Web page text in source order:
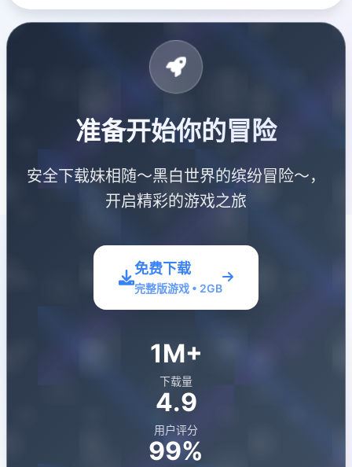
准备开始你的冒险
安全下载妹相随～黑白世界的缤纷冒险～，
开启精彩的游戏之旅
免费下载
完整版游戏 • 2GB
1M+
下载量
4.9
用户评分
99%